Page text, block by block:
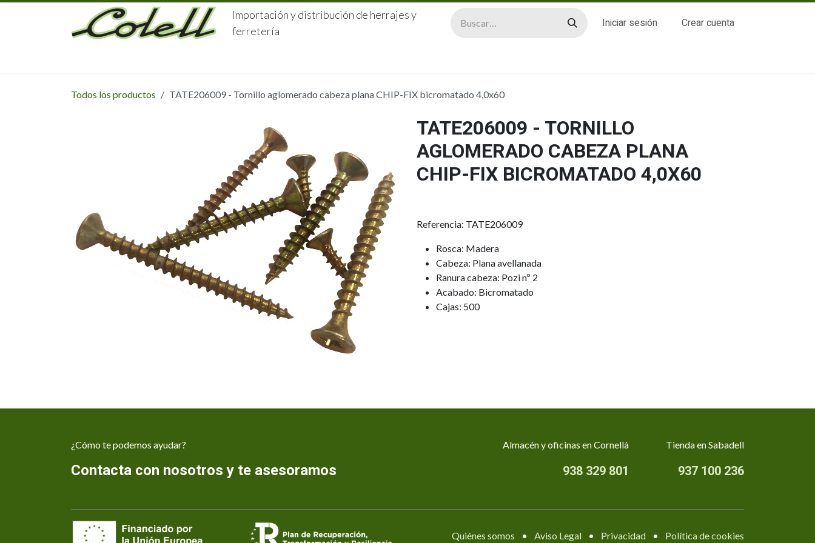
Ir al contenido
Importación y distribución de herrajes y
ferretería
Iniciar sesión Crear cuenta
Todos los productos TATE206009 - Tornillo aglomerado cabeza plana CHIP-FIX bicromatado 4,0x60
TATE206009 - TORNILLO
AGLOMERADO CABEZA PLANA
CHIP-FIX BICROMATADO 4,0X60
Referencia: TATE206009
Rosca: Madera
Cabeza: Plana avellanada
Ranura cabeza: Pozi nº 2
Acabado: Bicromatado
Cajas: 500
¿Cómo te podemos ayudar?
Contacta con nosotros y te asesoramos
Almacén y oficinas en Cornellà
938 329 801
Tienda en Sabadell
937 100 236
Quiénes somos • Aviso Legal • Privacidad • Política de cookies